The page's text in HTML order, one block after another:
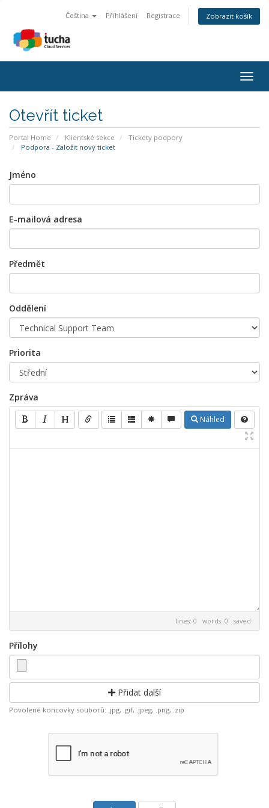
Čeština Přihlášení Registrace Zobrazit košík
Otevřít ticket
Portal Home Klientské sekce
Tickety podpory
Podpora - Založit nový ticket
Jméno
E-mailová adresa
Předmět
Oddělení
Priorita
Zpráva
Náhled
lines: 0 words: 0 saved
Přílohy
Přidat další
Povolené koncovky souborů: .jpg, .gif, .jpeg, .png, .zip